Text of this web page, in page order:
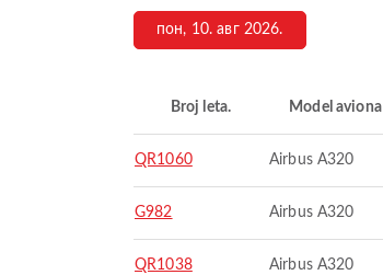
пон, 10. авг 2026.
Broj leta. Model aviona
QR1060 Airbus A320
G982 Airbus A320
QR1038 Airbus A320